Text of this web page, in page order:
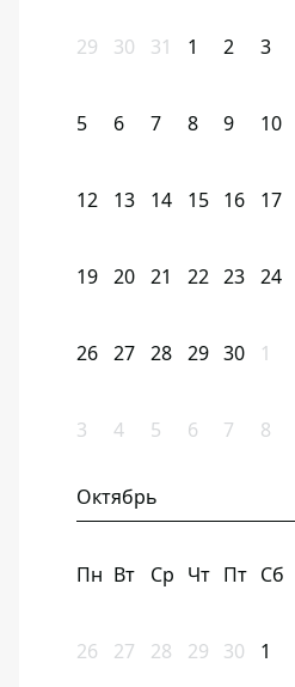
29 30 31 1 2 3
5 6 7 8 9 10
12 13 14 15 16 17
19 20 21 22 23 24
26 27 28 29 30 1
3 4 5 6 7 8
Октябрь
Пн Вт Ср Чт Пт Сб
26 27 28 29 30 1